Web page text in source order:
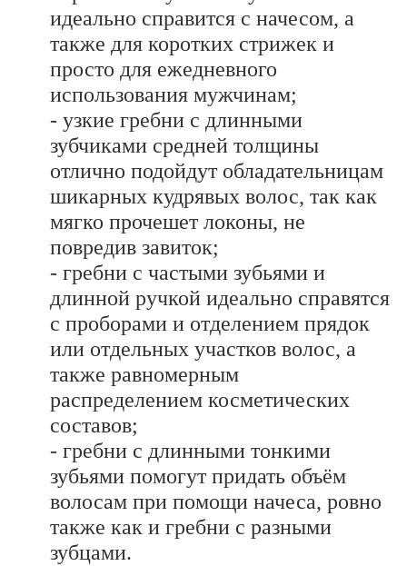
идеально справится с начесом, а
также для коротких стрижек и
просто для ежедневного
использования мужчинам;
- узкие гребни с длинными
зубчиками средней толщины
отлично подойдут обладательницам
шикарных кудрявых волос, так как
мягко прочешет локоны, не
повредив завиток;
- гребни с частыми зубьями и
длинной ручкой идеально справятся
с проборами и отделением прядок
или отдельных участков волос, а
также равномерным
распределением косметических
составов;
- гребни с длинными тонкими
зубьями помогут придать объём
волосам при помощи начеса, ровно
также как и гребни с разными
зубцами.